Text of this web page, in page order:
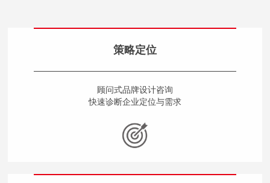
策略定位
顾问式品牌设计咨询
快速诊断企业定位与需求